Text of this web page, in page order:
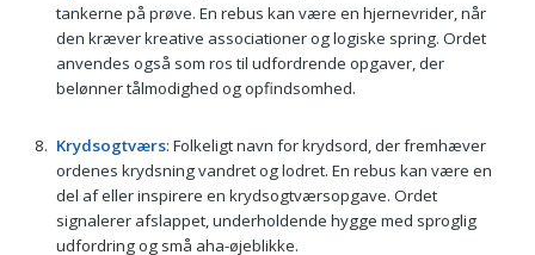
tankerne på prøve. En rebus kan være en hjernevrider, når
den kræver kreative associationer og logiske spring. Ordet
anvendes også som ros til udfordrende opgaver, der
belønner tålmodighed og opfindsomhed.
Krydsogtværs: Folkeligt navn for krydsord, der fremhæver
ordenes krydsning vandret og lodret. En rebus kan være en
del af eller inspirere en krydsogtværsopgave. Ordet
signalerer afslappet, underholdende hygge med sproglig
udfordring og små aha-øjeblikke.